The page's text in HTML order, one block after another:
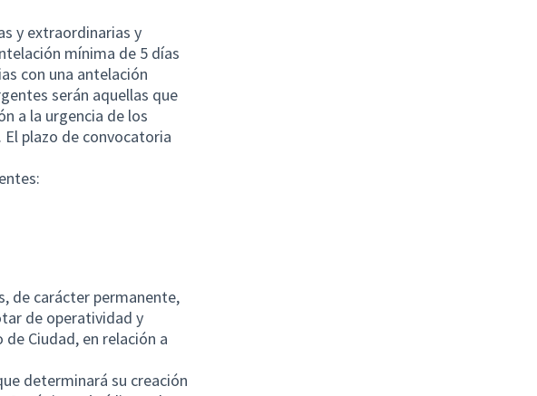
y extraordinarias y
mínima de 5 días
con una antelación
serán aquellas que
a la urgencia de los
plazo de convocatoria
de carácter permanente,
de operatividad y
Ciudad, en relación a
determinará su creación